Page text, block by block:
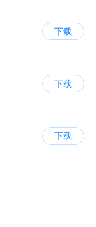
下载
下载
下载